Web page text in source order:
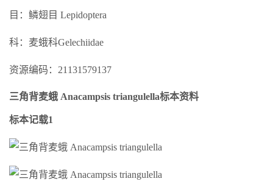
目：鳞翅目 Lepidoptera
科：麦蛾科Gelechiidae
资源编码：21131579137
三角背麦蛾 Anacampsis triangulella标本资料
标本记载1